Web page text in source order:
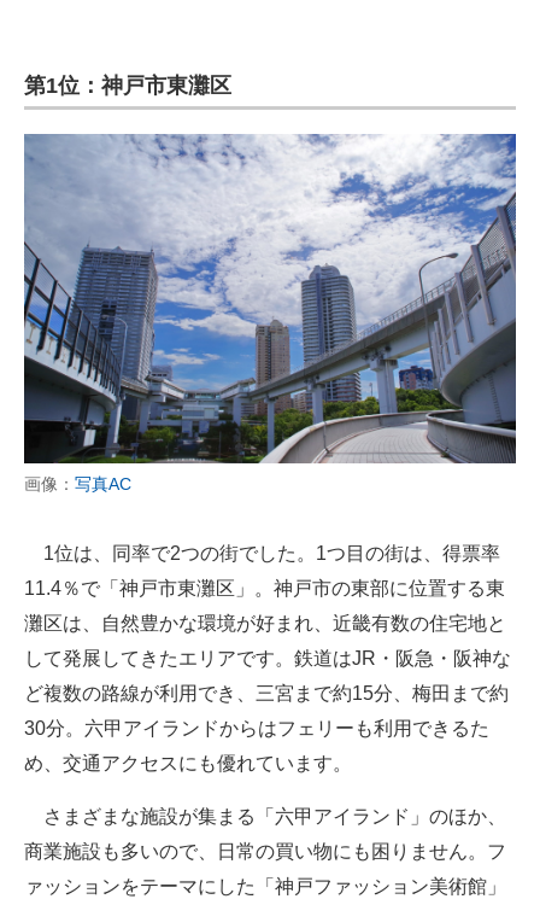
第1位：神戸市東灘区
画像： 写真AC
1位は、同率で2つの街でした。1つ目の街は、得票率
11.4％で「神戸市東灘区」。神戸市の東部に位置する東
灘区は、自然豊かな環境が好まれ、近畿有数の住宅地と
して発展してきたエリアです。鉄道はJR・阪急・阪神な
ど複数の路線が利用でき、三宮まで約15分、梅田まで約
30分。六甲アイランドからはフェリーも利用できるた
め、交通アクセスにも優れています。
さまざまな施設が集まる「六甲アイランド」のほか、
商業施設も多いので、日常の買い物にも困りません。フ
ァッションをテーマにした「神戸ファッション美術館」